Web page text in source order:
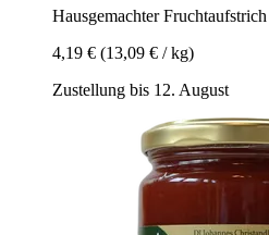
Hausgemachter
4,19 € (13,09 € / kg)
Zustellung bis 12. August